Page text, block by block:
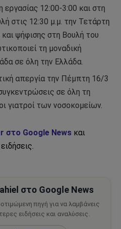
εργασίας 12:00-3:00 και στη
στις 12:30 μ.μ. την Τετάρτη
ψήφισης στη Βουλή του
τη μοναδική
σε όλη την Ελλάδα.
απεργία την Πέμπτη 16/3
σε όλη τη
γιατροί των νοσοκομείων.
στο Google News και
στο Google News
πηγή για να λαμβάνεις
ειδήσεις και αναλύσεις.